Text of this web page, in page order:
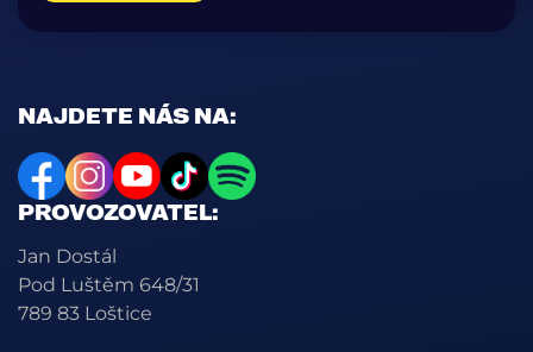
NAJDETE NÁS NA:
PROVOZOVATEL:
Jan Dostál
Pod Luštěm 648/31
789 83 Loštice